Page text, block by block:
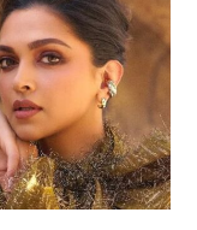
लगातार यह देखा
कप्तानी कर रहे हैं.
भी सीरीज खेली है,
वजह है कि एक बार